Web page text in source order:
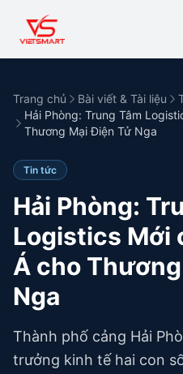
Trang chủ Bài viết & Tài liệu
Hải Phòng: Trung Tâm
Thương Mại Điện Tử Nga
Tin tức
Hải Phòng:
Logistics Mới
Á cho
Nga
Thành phố cảng Hải
trưởng kinh tế hai con